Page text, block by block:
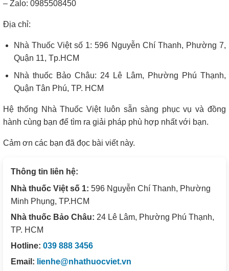
– Zalo: 0985508450
Địa chỉ:
Nhà Thuốc Việt số 1: 596 Nguyễn Chí Thanh, Phường 7,
Quận 11, Tp.HCM
Nhà thuốc Bảo Châu: 24 Lê Lâm, Phường Phú Thạnh,
Quận Tân Phú, TP. HCM
Hệ thống Nhà Thuốc Việt luôn sẵn sàng phục vụ và đồng
hành cùng bạn để tìm ra giải pháp phù hợp nhất với bạn.
Cảm ơn các bạn đã đọc bài viết này.
Thông tin liên hệ:
Nhà thuốc Việt số 1: 596 Nguyễn Chí Thanh, Phường
Minh Phụng, TP.HCM
Nhà thuốc Bảo Châu: 24 Lê Lâm, Phường Phú Thạnh,
TP. HCM
Hotline: 039 888 3456
Email: lienhe@nhathuocviet.vn